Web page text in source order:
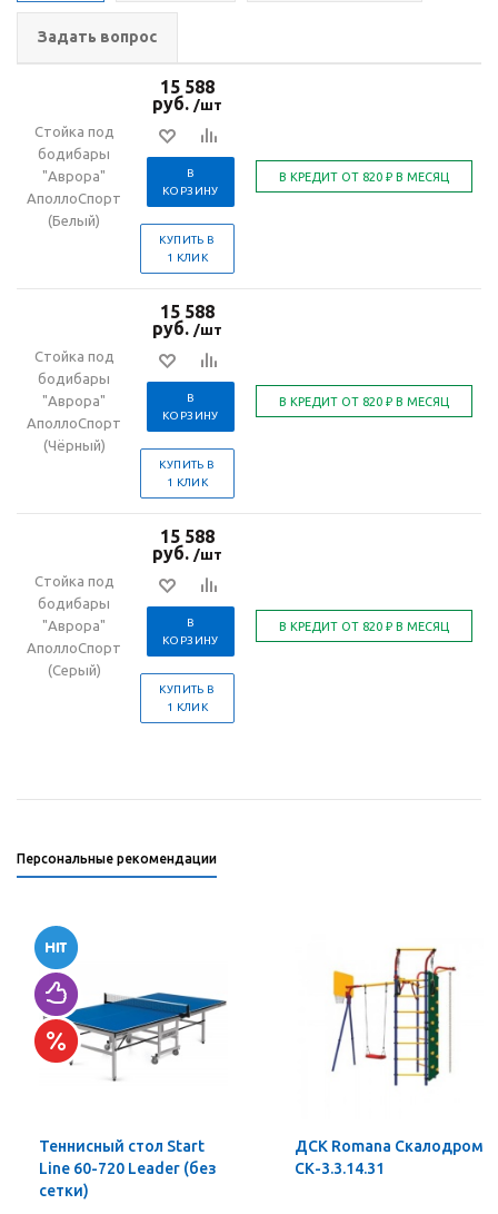
Задать вопрос
Стойка под
бодибары
"Аврора"
АполлоСпорт
(Белый)
15 588
руб. /шт
В
КОРЗИНУ
КУПИТЬ В
1 КЛИК
Стойка под
бодибары
"Аврора"
АполлоСпорт
(Чёрный)
15 588
руб. /шт
В
КОРЗИНУ
КУПИТЬ В
1 КЛИК
Стойка под
бодибары
"Аврора"
АполлоСпорт
(Серый)
15 588
руб. /шт
В
КОРЗИНУ
КУПИТЬ В
1 КЛИК
Персональные рекомендации
Теннисный стол Start
Line 60-720 Leader (без
сетки)
ДСК Romana Скалодром
СК-3.3.14.31